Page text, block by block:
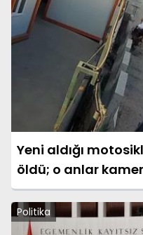
Yeni aldığı
öldü; o anlar
Politika